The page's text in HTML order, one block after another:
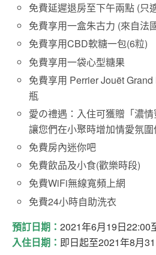
免費延遲退房至下午兩點 (只
免費享用一盒朱古力 (來自法
免費享用CBD軟糖一包(6粒)
免費享用一袋心型糖果
免費享用 Perrier Jouët
瓶
愛の禮遇：入住可獲贈「濃情
讓您們在小聚時增加情愛氛
免費房內迷你吧
免費飲品及小食(歡樂時段)
免費WiFi無線寬頻上網
免費24小時自助洗衣
預訂日期： 2021年6月19日22:00
入住日期： 即日起至2021年8月31